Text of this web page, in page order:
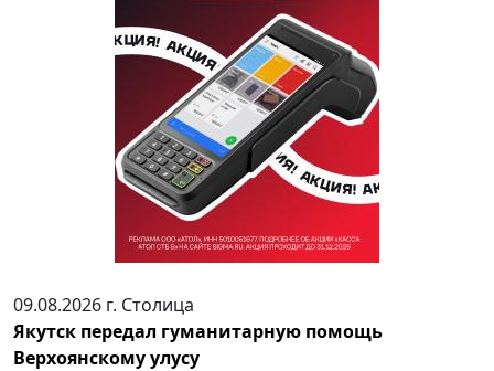
09.08.2026 г. Столица
Якутск передал гуманитарную помощь
Верхоянскому улусу